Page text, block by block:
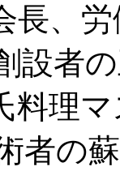
長、
設者
料理
者の